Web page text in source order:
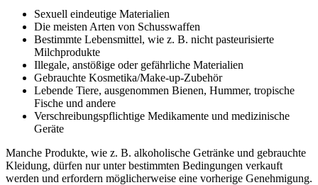
Sexuell eindeutige Materialien
Die meisten Arten von Schusswaffen
Bestimmte Lebensmittel, wie z. B. nicht pasteurisierte
Milchprodukte
Illegale, anstößige oder gefährliche Materialien
Gebrauchte Kosmetika/Make-up-Zubehör
Lebende Tiere, ausgenommen Bienen, Hummer, tropische
Fische und andere
Verschreibungspflichtige Medikamente und medizinische
Geräte
Manche Produkte, wie z. B. alkoholische Getränke und gebrauchte
Kleidung, dürfen nur unter bestimmten Bedingungen verkauft
werden und erfordern möglicherweise eine vorherige Genehmigung.